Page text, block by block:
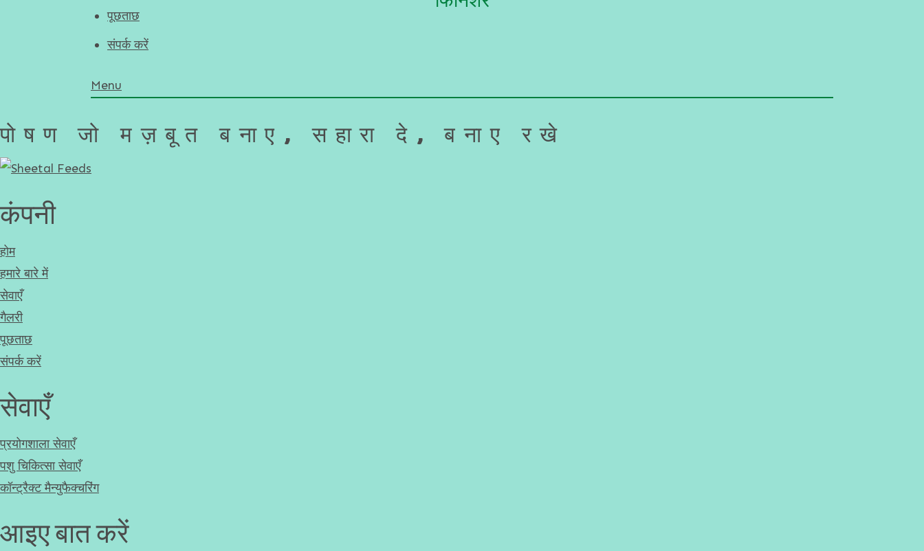
पूछताछ
संपर्क करें
Menu
पोषण जो मज़बूत बनाए, सहारा दे, बनाए रखे
कंपनी
होम
हमारे बारे में
सेवाएँ
गैलरी
पूछताछ
संपर्क करें
सेवाएँ
प्रयोगशाला सेवाएँ
पशु चिकित्सा सेवाएँ
कॉन्ट्रैक्ट मैन्युफैक्चरिंग
आइए बात करें